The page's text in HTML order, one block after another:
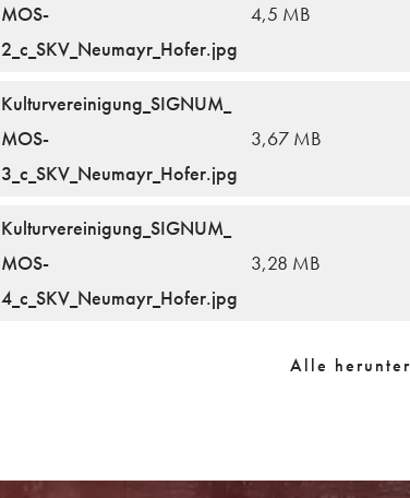
MOS-
2_c_SKV_Neumayr_Hofer.jpg
4,5 MB
Kulturvereinigung_SIGNUM_
MOS-
3_c_SKV_Neumayr_Hofer.jpg
3,67 MB
Kulturvereinigung_SIGNUM_
MOS-
4_c_SKV_Neumayr_Hofer.jpg
3,28 MB
Alle